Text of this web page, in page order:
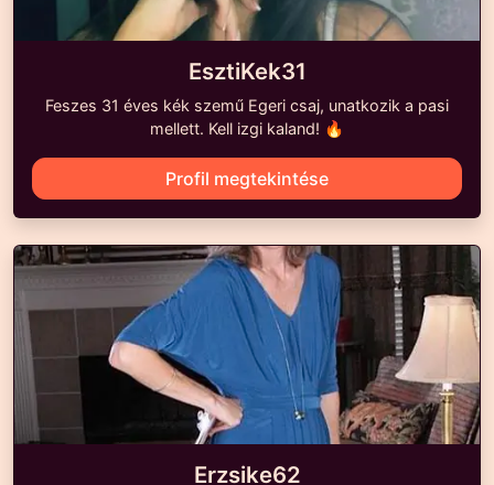
EsztiKek31
Feszes 31 éves kék szemű Egeri csaj, unatkozik a pasi
mellett. Kell izgi kaland! 🔥
Profil megtekintése
Erzsike62